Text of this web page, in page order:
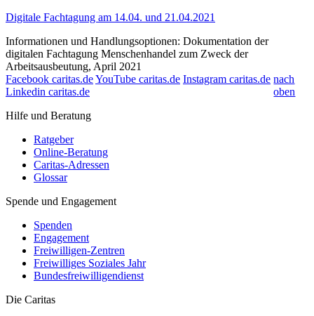
Digitale Fachtagung am 14.04. und 21.04.2021
Informationen und Handlungsoptionen: Dokumentation der
digitalen Fachtagung Menschenhandel zum Zweck der
Arbeitsausbeutung, April 2021
Facebook caritas.deYouTube caritas.de Instagram caritas.de
Linkedin caritas.de
nach
oben
Hilfe und Beratung
Ratgeber
Online-Beratung
Caritas-Adressen
Glossar
Spende und Engagement
Spenden
Engagement
Freiwilligen-Zentren
Freiwilliges Soziales Jahr
Bundesfreiwilligendienst
Die Caritas